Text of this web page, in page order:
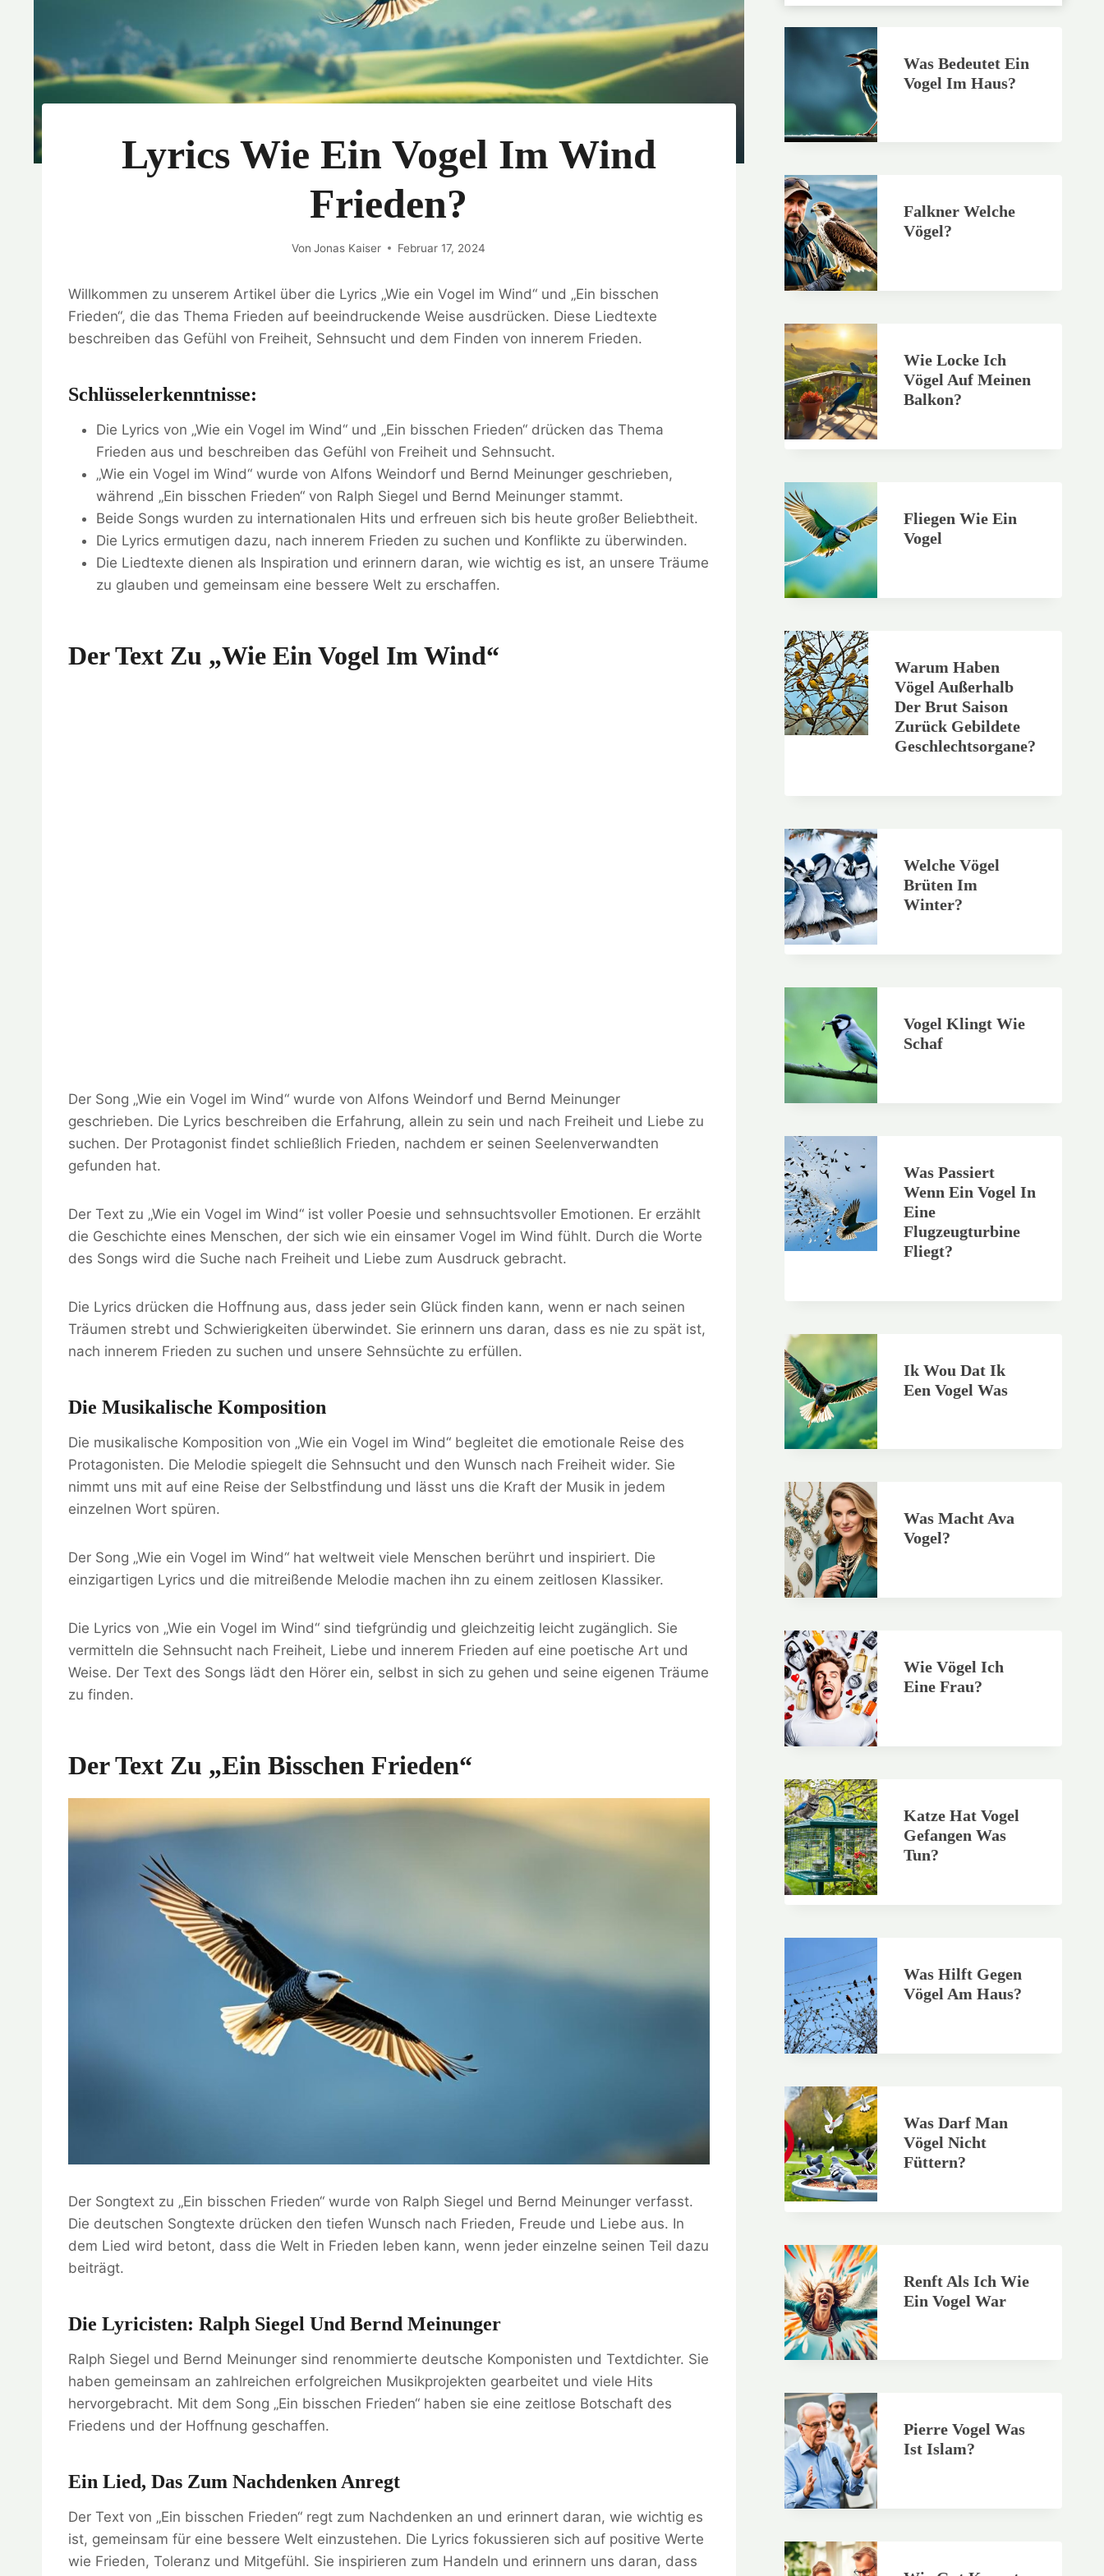
Lyrics Wie Ein Vogel Im Wind
Frieden?
Von Jonas Kaiser Februar 17, 2024
Willkommen zu unserem Artikel über die Lyrics „Wie ein Vogel im Wind“ und „Ein bisschen
Frieden“, die das Thema Frieden auf beeindruckende Weise ausdrücken. Diese Liedtexte
beschreiben das Gefühl von Freiheit, Sehnsucht und dem Finden von innerem Frieden.
Schlüsselerkenntnisse:
Die Lyrics von „Wie ein Vogel im Wind“ und „Ein bisschen Frieden“ drücken das Thema
Frieden aus und beschreiben das Gefühl von Freiheit und Sehnsucht.
„Wie ein Vogel im Wind“ wurde von Alfons Weindorf und Bernd Meinunger geschrieben,
während „Ein bisschen Frieden“ von Ralph Siegel und Bernd Meinunger stammt.
Beide Songs wurden zu internationalen Hits und erfreuen sich bis heute großer Beliebtheit.
Die Lyrics ermutigen dazu, nach innerem Frieden zu suchen und Konflikte zu überwinden.
Die Liedtexte dienen als Inspiration und erinnern daran, wie wichtig es ist, an unsere Träume
zu glauben und gemeinsam eine bessere Welt zu erschaffen.
Der Text Zu „Wie Ein Vogel Im Wind“
Der Song „Wie ein Vogel im Wind“ wurde von Alfons Weindorf und Bernd Meinunger
geschrieben. Die Lyrics beschreiben die Erfahrung, allein zu sein und nach Freiheit und Liebe zu
suchen. Der Protagonist findet schließlich Frieden, nachdem er seinen Seelenverwandten
gefunden hat.
Der Text zu „Wie ein Vogel im Wind“ ist voller Poesie und sehnsuchtsvoller Emotionen. Er erzählt
die Geschichte eines Menschen, der sich wie ein einsamer Vogel im Wind fühlt. Durch die Worte
des Songs wird die Suche nach Freiheit und Liebe zum Ausdruck gebracht.
Die Lyrics drücken die Hoffnung aus, dass jeder sein Glück finden kann, wenn er nach seinen
Träumen strebt und Schwierigkeiten überwindet. Sie erinnern uns daran, dass es nie zu spät ist,
nach innerem Frieden zu suchen und unsere Sehnsüchte zu erfüllen.
Die Musikalische Komposition
Die musikalische Komposition von „Wie ein Vogel im Wind“ begleitet die emotionale Reise des
Protagonisten. Die Melodie spiegelt die Sehnsucht und den Wunsch nach Freiheit wider. Sie
nimmt uns mit auf eine Reise der Selbstfindung und lässt uns die Kraft der Musik in jedem
einzelnen Wort spüren.
Der Song „Wie ein Vogel im Wind“ hat weltweit viele Menschen berührt und inspiriert. Die
einzigartigen Lyrics und die mitreißende Melodie machen ihn zu einem zeitlosen Klassiker.
Die Lyrics von „Wie ein Vogel im Wind“ sind tiefgründig und gleichzeitig leicht zugänglich. Sie
vermitteln die Sehnsucht nach Freiheit, Liebe und innerem Frieden auf eine poetische Art und
Weise. Der Text des Songs lädt den Hörer ein, selbst in sich zu gehen und seine eigenen Träume
zu finden.
Der Text Zu „Ein Bisschen Frieden“
Der Songtext zu „Ein bisschen Frieden“ wurde von Ralph Siegel und Bernd Meinunger verfasst.
Die deutschen Songtexte drücken den tiefen Wunsch nach Frieden, Freude und Liebe aus. In
dem Lied wird betont, dass die Welt in Frieden leben kann, wenn jeder einzelne seinen Teil dazu
beiträgt.
Die Lyricisten: Ralph Siegel Und Bernd Meinunger
Ralph Siegel und Bernd Meinunger sind renommierte deutsche Komponisten und Textdichter. Sie
haben gemeinsam an zahlreichen erfolgreichen Musikprojekten gearbeitet und viele Hits
hervorgebracht. Mit dem Song „Ein bisschen Frieden“ haben sie eine zeitlose Botschaft des
Friedens und der Hoffnung geschaffen.
Ein Lied, Das Zum Nachdenken Anregt
Der Text von „Ein bisschen Frieden“ regt zum Nachdenken an und erinnert daran, wie wichtig es
ist, gemeinsam für eine bessere Welt einzustehen. Die Lyrics fokussieren sich auf positive Werte
wie Frieden, Toleranz und Mitgefühl. Sie inspirieren zum Handeln und erinnern uns daran, dass
Was Bedeutet Ein
Vogel Im Haus?
Falkner Welche
Vögel?
Wie Locke Ich
Vögel Auf Meinen
Balkon?
Fliegen Wie Ein
Vogel
Warum Haben
Vögel Außerhalb
Der Brut Saison
Zurück Gebildete
Geschlechtsorgane?
Welche Vögel
Brüten Im
Winter?
Vogel Klingt Wie
Schaf
Was Passiert
Wenn Ein Vogel In
Eine
Flugzeugturbine
Fliegt?
Ik Wou Dat Ik
Een Vogel Was
Was Macht Ava
Vogel?
Wie Vögel Ich
Eine Frau?
Katze Hat Vogel
Gefangen Was
Tun?
Was Hilft Gegen
Vögel Am Haus?
Was Darf Man
Vögel Nicht
Füttern?
Renft Als Ich Wie
Ein Vogel War
Pierre Vogel Was
Ist Islam?